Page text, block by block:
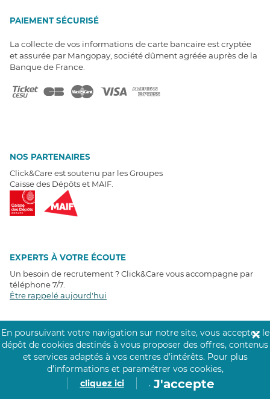
PAIEMENT SÉCURISÉ
La collecte de vos informations de carte bancaire est cryptée
et assurée par Mangopay, société dûment agréée auprès de la
Banque de France.
NOS PARTENAIRES
Click&Care est soutenu par les Groupes
Caisse des Dépôts et MAIF.
EXPERTS À VOTRE ÉCOUTE
Un besoin de recrutement ? Click&Care vous accompagne par
téléphone 7/7
Être rappelé aujourd'hui
T ÉMOIGNAGES CLIENTS
4,6/5
Avis clients récoltés sur
Google
En poursuivant votre navigation sur notre site, vous acceptez le
dépôt de cookies destinés à vous proposer des offres, contenus
et services adaptés à vos centres d’intérêts. Pour plus
d’informations et paramétrer vos cookies,
cliquez ici
. J'accepte
✕